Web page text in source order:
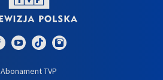
Abonament TVP